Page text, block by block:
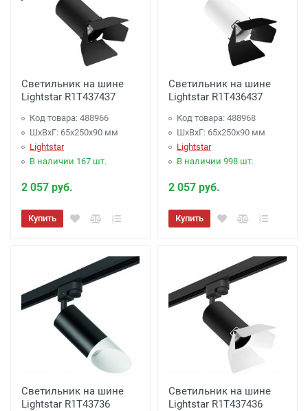
Светильник на шине
Lightstar R1T437437
Код товара: 488966
ШхВхГ: 65x250x90 мм
Lightstar
В наличии 167 шт.
2 057 руб.
Купить
Светильник на шине
Lightstar R1T436437
Код товара: 488968
ШхВхГ: 65x250x90 мм
Lightstar
В наличии 998 шт.
2 057 руб.
Купить
Светильник на шине
Lightstar R1T43736
Светильник на шине
Lightstar R1T437436